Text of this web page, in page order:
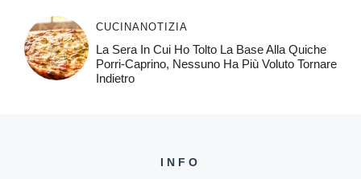
CUCINANOTIZIA
La Sera In Cui Ho Tolto La Base Alla Quiche
Porri-Caprino, Nessuno Ha Più Voluto Tornare
Indietro
INFO